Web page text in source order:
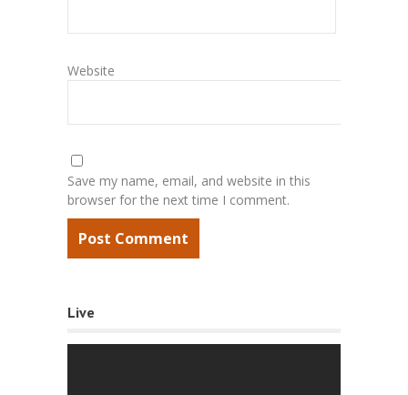
Website
Save my name, email, and website in this
browser for the next time I comment.
Live